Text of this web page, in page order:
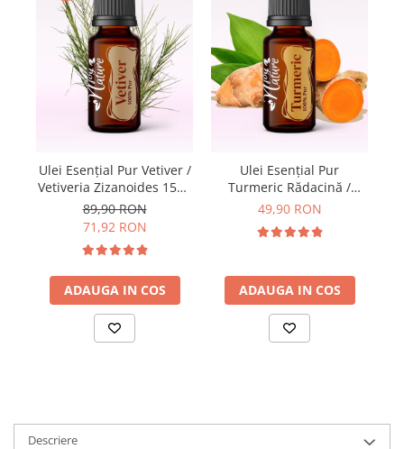
Ulei Esențial Pur Vetiver /
Vetiveria Zizanoides 15ml
- Aromaterapie Sigura |
nJoy Nature
89,90 RON
71,92 RON
ADAUGA IN COS
Ulei Esențial Pur
Turmeric Rădacină /
Turmeric Root / Curcuma
Aromaterapie Sigura |
49,90 RON
ADAUGA IN COS
Descriere